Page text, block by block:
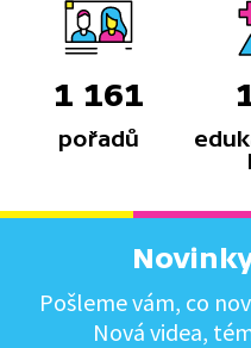
1 161
pořadů
Pošleme vám, co
Nová videa,